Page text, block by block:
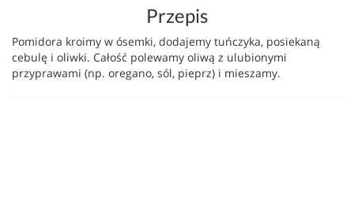
Przepis
Pomidora kroimy w ósemki, dodajemy tuńczyka, posiekaną
cebulę i oliwki. Całość polewamy oliwą z ulubionymi
przyprawami (np. oregano, sól, pieprz) i mieszamy.